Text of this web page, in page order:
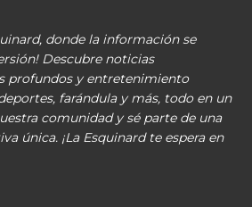
donde la información se
Descubre noticias
profundos y entretenimiento
farándula y más, todo en un
comunidad y sé parte de una
única. ¡La Esquinard te espera en